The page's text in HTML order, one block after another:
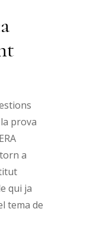
prova
a
qui ja
tema de